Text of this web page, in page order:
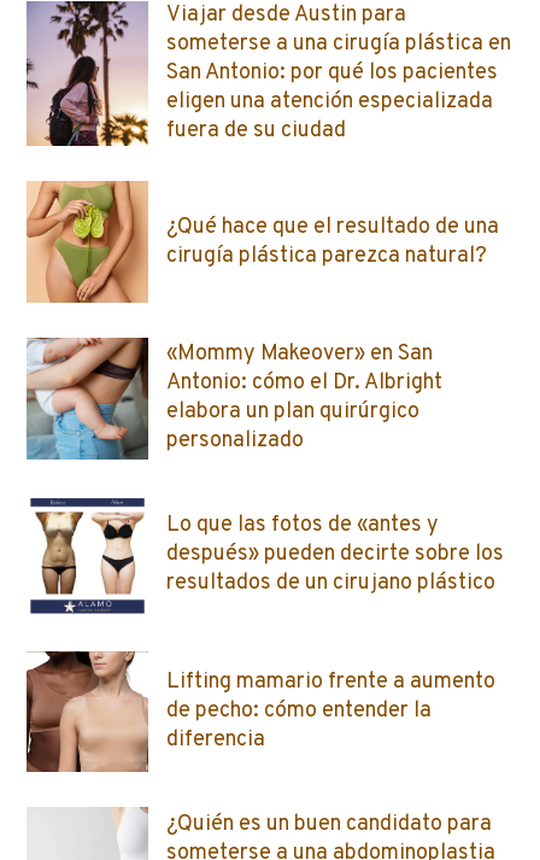
Viajar desde Austin para
someterse a una cirugía plástica en
San Antonio: por qué los pacientes
eligen una atención especializada
fuera de su ciudad
¿Qué hace que el resultado de una
cirugía plástica parezca natural?
«Mommy Makeover» en San
Antonio: cómo el Dr. Albright
elabora un plan quirúrgico
personalizado
Lo que las fotos de «antes y
después» pueden decirte sobre los
resultados de un cirujano plástico
Lifting mamario frente a aumento
de pecho: cómo entender la
diferencia
¿Quién es un buen candidato para
someterse a una abdominoplastia